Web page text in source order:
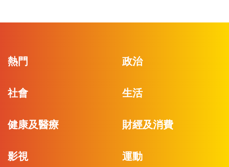
熱門 政治
社會 生活
健康及醫療 財經及消費
影視 運動